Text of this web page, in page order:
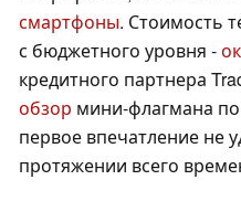
смартфоны. Стоимость
с бюджетного уровня -
кредитного партнера
обзор мини-флагмана
первое впечатление не
протяжении всего